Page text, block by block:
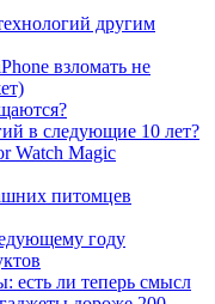
другим
взломать не
в следующие 10 лет?
Watch Magic
питомцев
году
ли теперь смысл